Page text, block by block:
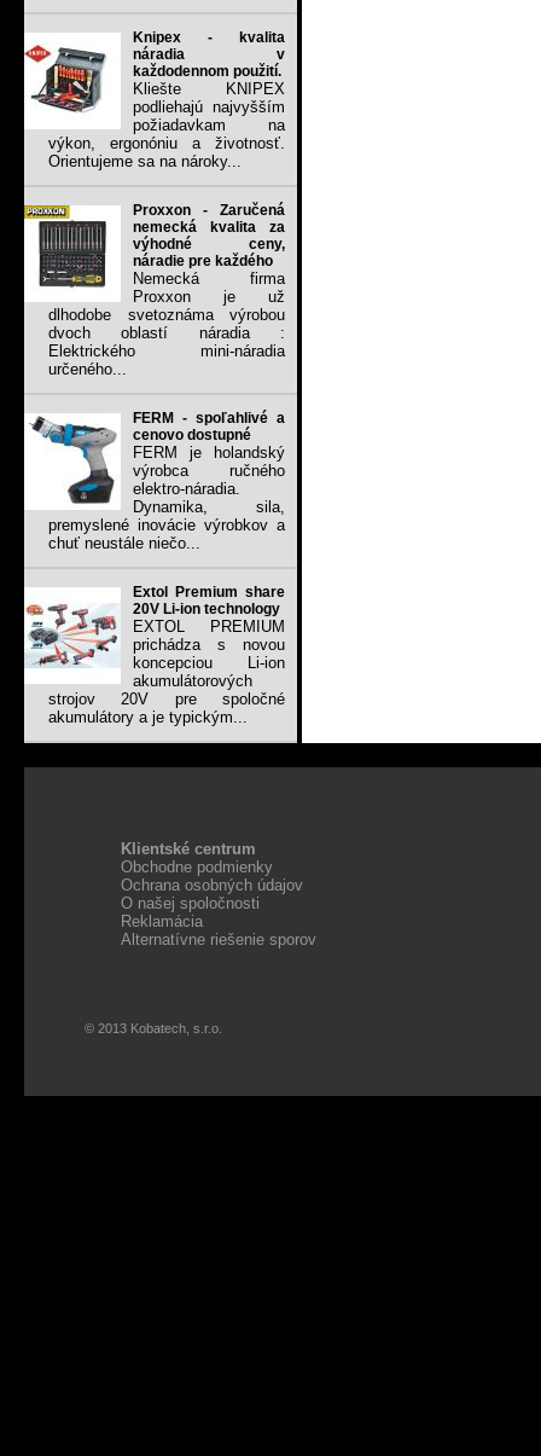
Knipex - kvalita
náradia v
každodennom použití.
Kliešte KNIPEX
podliehajú najvyšším
požiadavkam na
výkon, ergonóniu a životnosť.
Orientujeme sa na nároky...
Proxxon - Zaručená
nemecká kvalita za
výhodné ceny,
náradie pre každého
Nemecká firma
Proxxon je už
dlhodobe svetoznáma výrobou
dvoch oblastí náradia :
Elektrického mini-náradia
určeného...
FERM - spoľahlivé a
cenovo dostupné
FERM je holandský
výrobca ručného
elektro-náradia.
Dynamika, sila,
premyslené inovácie výrobkov a
chuť neustále niečo...
Extol Premium share
20V Li-ion technology
EXTOL PREMIUM
prichádza s novou
koncepciou Li-ion
akumulátorových
strojov 20V pre spoločné
akumulátory a je typickým...
Klientské centrum
Obchodne podmienky
Ochrana osobných údajov
O našej spoločnosti
Reklamácia
Alternatívne riešenie sporov
© 2013 Kobatech, s.r.o.